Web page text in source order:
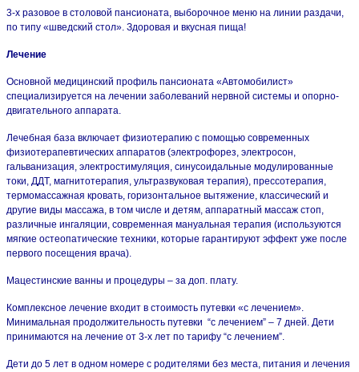
3-х разовое в столовой пансионата, выборочное меню на линии раздачи,
по типу «шведский стол». Здоровая и вкусная пища!
Лечение
Основной медицинский профиль пансионата «Автомобилист»
специализируется на лечении заболеваний нервной системы и опорно-
двигательного аппарата.
Лечебная база включает физиотерапию с помощью современных
физиотерапевтических аппаратов (электрофорез, электросон,
гальванизация, электростимуляция, синусоидальные модулированные
токи, ДДТ, магнитотерапия, ультразвуковая терапия), прессотерапия,
термомассажная кровать, горизонтальное вытяжение, классический и
другие виды массажа, в том числе и детям, аппаратный массаж стоп,
различные ингаляции, современная мануальная терапия (используются
мягкие остеопатические техники, которые гарантируют эффект уже после
первого посещения врача).
Мацестинские ванны и процедуры – за доп. плату.
Комплексное лечение входит в стоимость путевки «с лечением».
Минимальная продолжительность путевки “с лечением” – 7 дней. Дети
принимаются на лечение от 3-х лет по тарифу “с лечением”.
Дети до 5 лет в одном номере с родителями без места, питания и лечения